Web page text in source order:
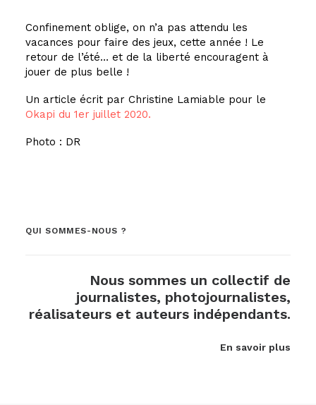
Confinement oblige, on n’a pas attendu les
vacances pour faire des jeux, cette année ! Le
retour de l’été… et de la liberté encouragent à
jouer de plus belle !
Un article écrit par Christine Lamiable pour le
Okapi du 1er juillet 2020.
Photo : DR
QUI SOMMES-NOUS ?
Nous sommes un collectif de
journalistes, photojournalistes,
réalisateurs et auteurs indépendants.
En savoir plus